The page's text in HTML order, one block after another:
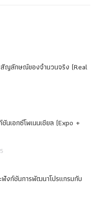
สัญลักษณ์ของจำนวนจริง (Real
นเอกซ์โพเนนเชียล (Expo +
งก์ชันการพัฒนาโปรแกรมกับ